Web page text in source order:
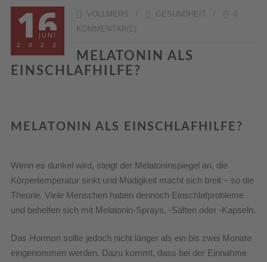
16
JUNI
2022
VOLLMERS / GESUNDHEIT /
0
KOMMENTAR(E)
MELATONIN ALS
EINSCHLAFHILFE?
MELATONIN ALS EINSCHLAFHILFE?
Wenn es dunkel wird, steigt der Melatoninspiegel an, die
Körpertemperatur sinkt und Müdigkeit macht sich breit – so die
Theorie. Viele Menschen haben dennoch Einschlafprobleme
und behelfen sich mit Melatonin-Sprays, -Säften oder -Kapseln.
Das Hormon sollte jedoch nicht länger als ein bis zwei Monate
eingenommen werden. Dazu kommt, dass bei der Einnahme